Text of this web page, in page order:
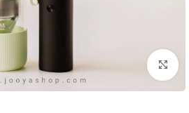
بزرگنمایی